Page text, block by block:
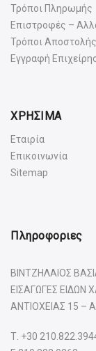
Τρόποι Πληρωμής
Επιστροφές –
Τρόποι Αποστολής
Εγγραφή
ΧΡΗΣΙΜΑ
Εταιρία
Επικοινωνία
Sitemap
Πληροφοριες
ΒΙΝΤΖΗΛΑΙΟΣ
ΕΙΣΑΓΩΓΕΣ ΕΙΔΩΝ
ΑΝΤΙΟΧΕΙΑΣ 15 –
Τ. +30